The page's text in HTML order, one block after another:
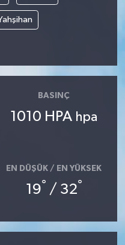
BASINÇ
1010 HPA hpa
EN DÜŞÜK / EN YÜKSEK
19° / 32°